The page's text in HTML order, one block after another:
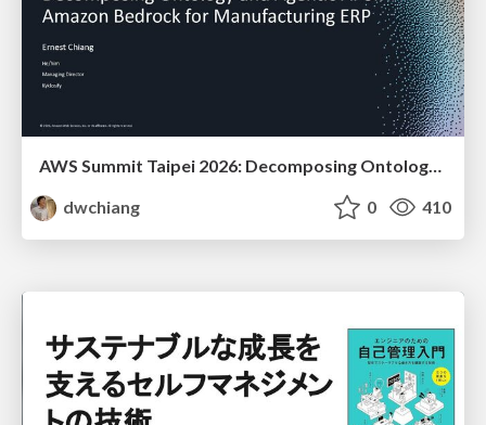
AWS Summit Taipei 2026: Decomposing Ontology and Agentic AI - Using Amazon Bedrock to Bring Living Water to Manufacturing ERP
dwchiang
0 410